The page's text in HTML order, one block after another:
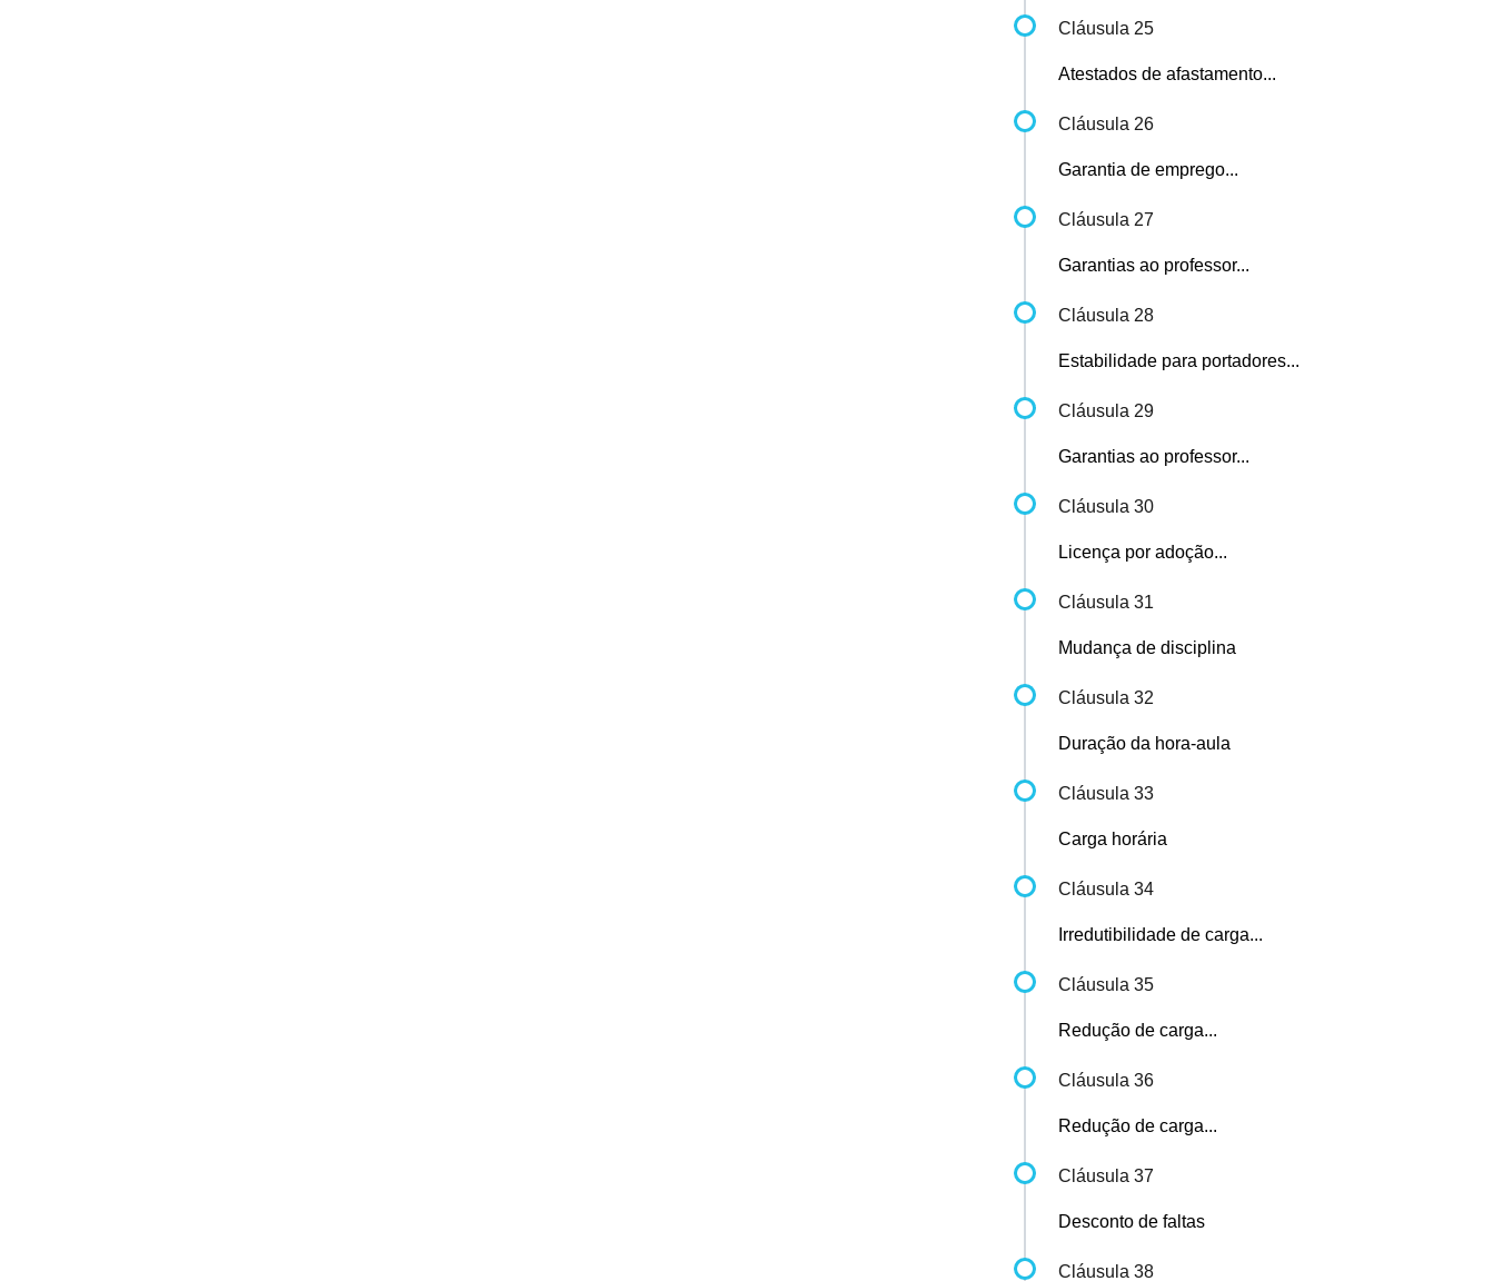
Cláusula 25
Atestados de afastamento...
Cláusula 26
Garantia de emprego...
Cláusula 27
Garantias ao professor...
Cláusula 28
Estabilidade para portadores...
Cláusula 29
Garantias ao professor...
Cláusula 30
Licença por adoção...
Cláusula 31
Mudança de disciplina
Cláusula 32
Duração da hora-aula
Cláusula 33
Carga horária
Cláusula 34
Irredutibilidade de carga...
Cláusula 35
Redução de carga...
Cláusula 36
Redução de carga...
Cláusula 37
Desconto de faltas
Cláusula 38